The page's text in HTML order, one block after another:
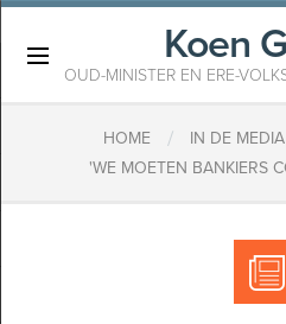
Koen
OUD-MINISTER EN ERE-
HOME / IN DE MEDIA
'WE MOETEN BANKIERS